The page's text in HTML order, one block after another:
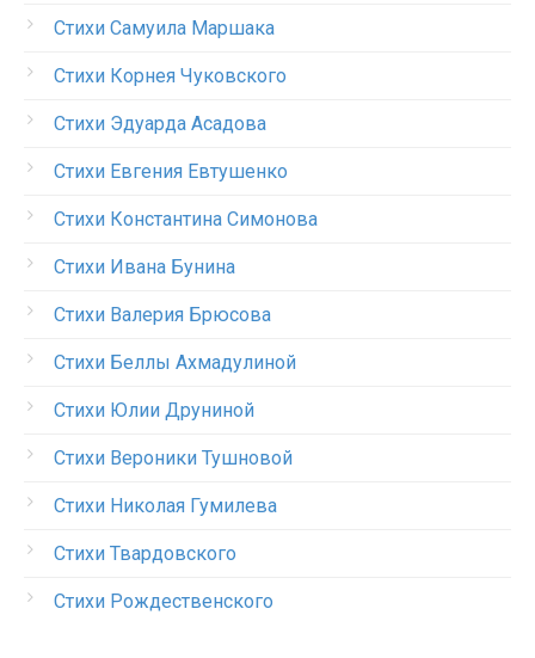
Стихи Самуила Маршака
Стихи Корнея Чуковского
Стихи Эдуарда Асадова
Стихи Евгения Евтушенко
Стихи Константина Симонова
Стихи Ивана Бунина
Стихи Валерия Брюсова
Стихи Беллы Ахмадулиной
Стихи Юлии Друниной
Стихи Вероники Тушновой
Стихи Николая Гумилева
Стихи Твардовского
Стихи Рождественского